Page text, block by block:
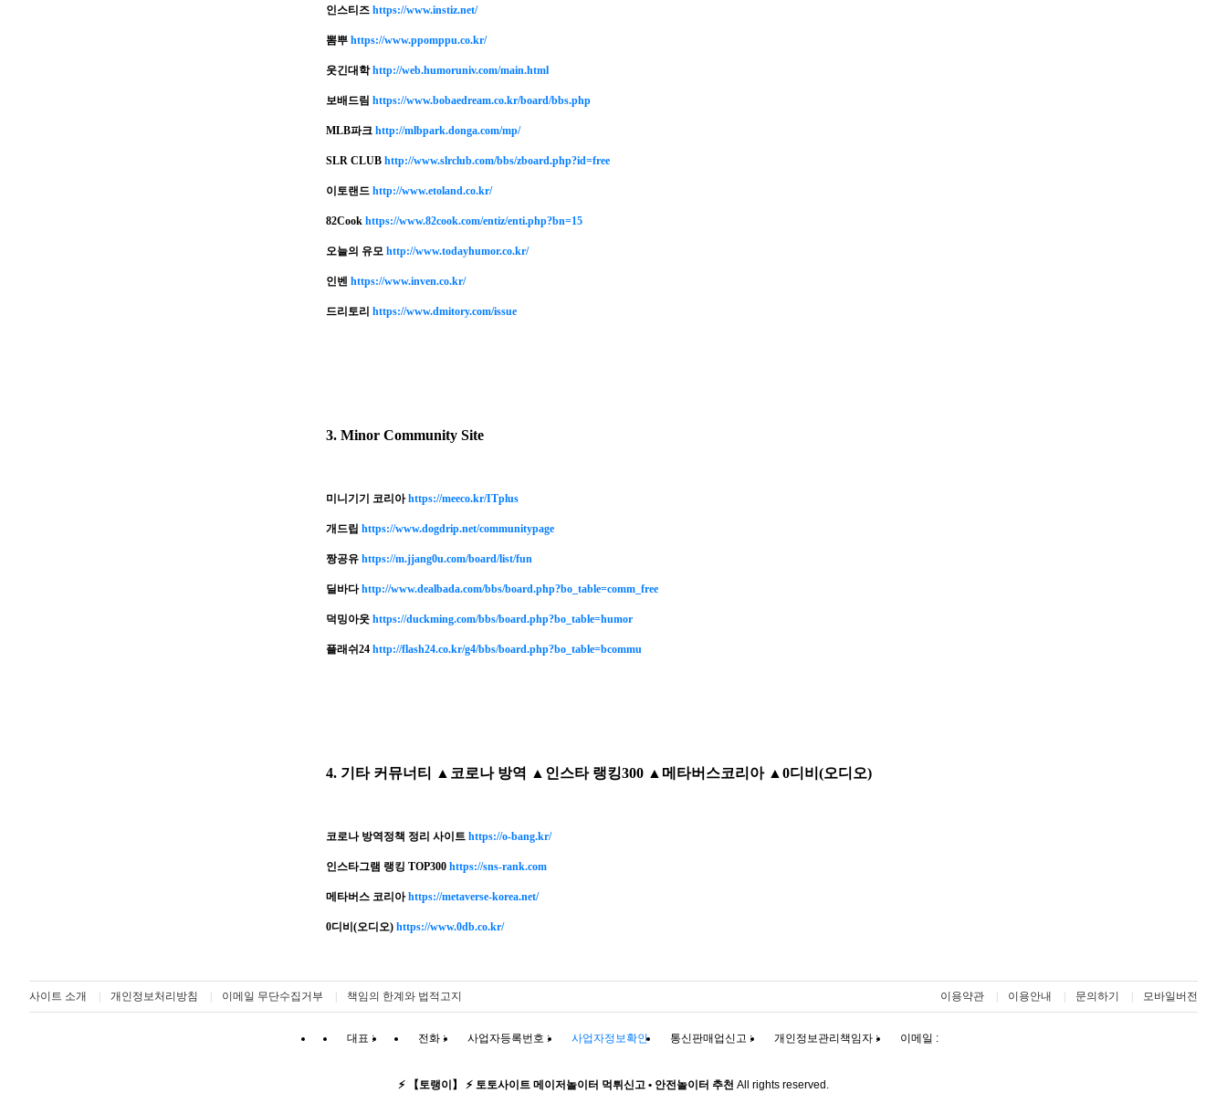
인스티즈 https://www.instiz.net/
뽐뿌 https://www.ppomppu.co.kr/
웃긴대학http://web.humoruniv.com/main.html
보배드림 https://www.bobaedream.co.kr/board/bbs.php
MLB파크 http://mlbpark.donga.com/mp/
SLR CLUB http://www.slrclub.com/bbs/zboard.php?id=free
이토랜드 http://www.etoland.co.kr/
82Cook https://www.82cook.com/entiz/enti.php?bn=15
오늘의 유모 http://www.todayhumor.co.kr/
인벤 https://www.inven.co.kr/
드리토리 https://www.dmitory.com/issue
3. Minor Community Site
미니기기 코리아https://meeco.kr/ITplus
개드립 https://www.dogdrip.net/communitypage
짱공유 https://m.jjang0u.com/board/list/fun
딜바다http://www.dealbada.com/bbs/board.php?bo_table=comm_free
덕밍아웃 https://duckming.com/bbs/board.php?bo_table=humor
플래쉬24 http://flash24.co.kr/g4/bbs/board.php?bo_table=bcommu
4. 기타 커뮤너티 ▲코로나 방역 ▲인스타 랭킹300 ▲메타버스코리아 ▲0디비(오디오)
코로나 방역정책 정리 사이트 https://o-bang.kr/
인스타그램 랭킹 TOP300 https://sns-rank.com
메타버스 코리아https://metaverse-korea.net/
0디비(오디오) https://www.0db.co.kr/
사이트 소개 개인정보처리방침 이메일 무단수집거부 책임의 한계와 법적고지 이용약관 이용안내 문의하기 모바일버전
대표 : 전화 : 사업자등록번호 : 사업자정보확인 통신판매업신고 : 개인정보관리책임자 : 이메일 :
⚡ 【토랭이】 ⚡️ 토토사이트 메이저놀이터 먹튀신고 • 안전놀이터 추천 All rights reserved.